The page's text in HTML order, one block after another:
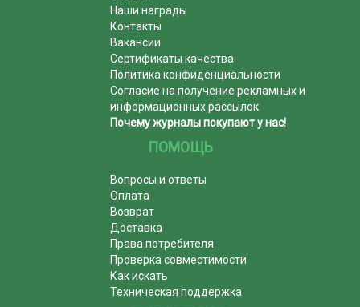
Наши награды
Контакты
Вакансии
Сертификаты качества
Политика конфиденциальности
Согласие на получение рекламных и
информационных рассылок
Почему журналы покупают у нас!
ПОМОЩЬ
Вопросы и ответы
Оплата
Возврат
Доставка
Права потребителя
Проверка совместимости
Как искать
Техническая поддержка